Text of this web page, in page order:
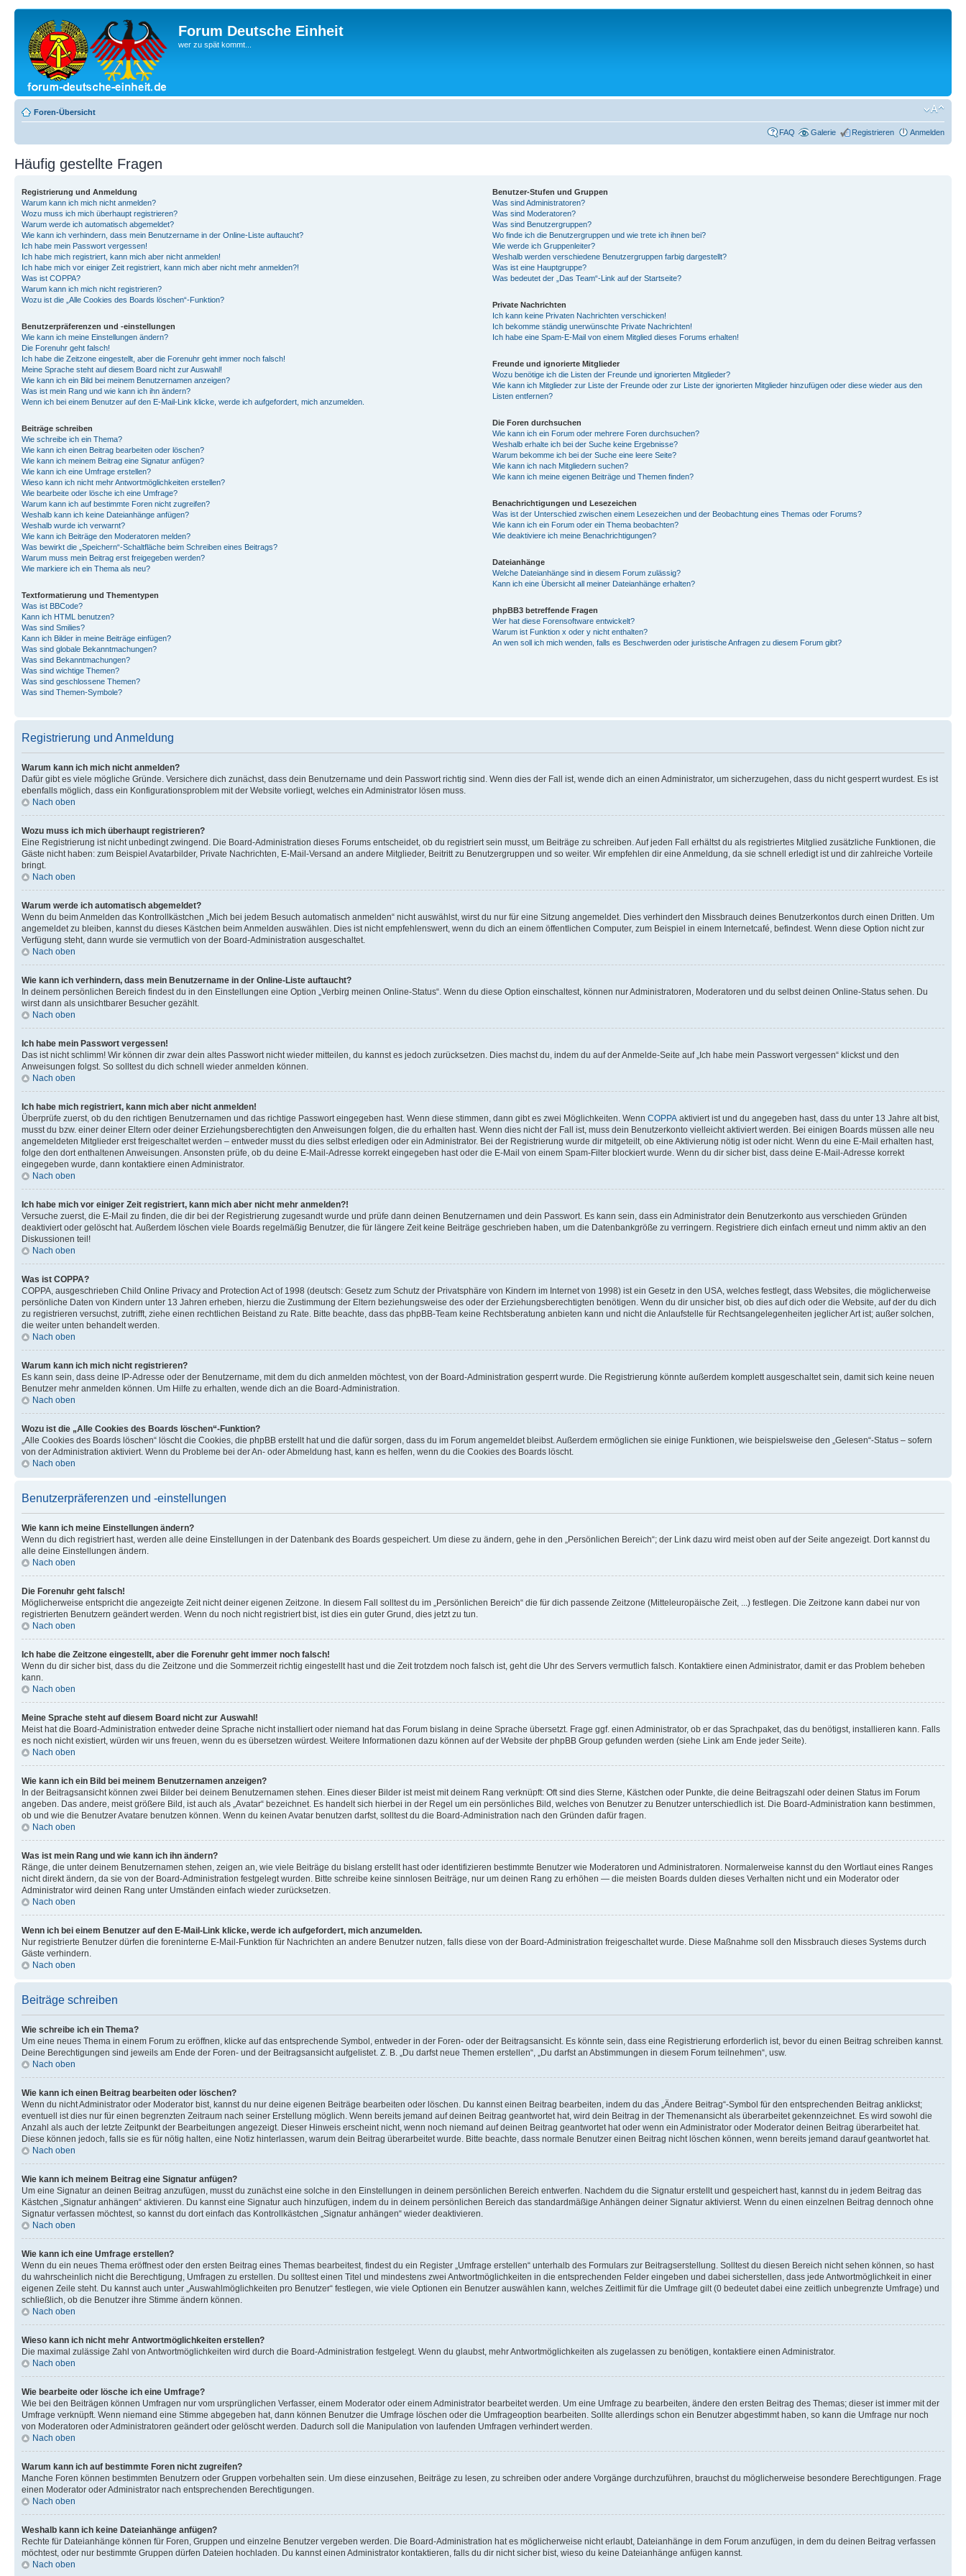
Forum Deutsche Einheit
wer zu spät kommt...
Foren-Übersicht
FAQ Galerie Registrieren Anmelden
Häufig gestellte Fragen
Registrierung und Anmeldung
Warum kann ich mich nicht anmelden?
Wozu muss ich mich überhaupt registrieren?
Warum werde ich automatisch abgemeldet?
Wie kann ich verhindern, dass mein Benutzername in der Online-Liste auftaucht?
Ich habe mein Passwort vergessen!
Ich habe mich registriert, kann mich aber nicht anmelden!
Ich habe mich vor einiger Zeit registriert, kann mich aber nicht mehr anmelden?!
Was ist COPPA?
Warum kann ich mich nicht registrieren?
Wozu ist die „Alle Cookies des Boards löschen“-Funktion?
Benutzerpräferenzen und -einstellungen
Wie kann ich meine Einstellungen ändern?
Die Forenuhr geht falsch!
Ich habe die Zeitzone eingestellt, aber die Forenuhr geht immer noch falsch!
Meine Sprache steht auf diesem Board nicht zur Auswahl!
Wie kann ich ein Bild bei meinem Benutzernamen anzeigen?
Was ist mein Rang und wie kann ich ihn ändern?
Wenn ich bei einem Benutzer auf den E-Mail-Link klicke, werde ich aufgefordert, mich anzumelden.
Beiträge schreiben
Wie schreibe ich ein Thema?
Wie kann ich einen Beitrag bearbeiten oder löschen?
Wie kann ich meinem Beitrag eine Signatur anfügen?
Wie kann ich eine Umfrage erstellen?
Wieso kann ich nicht mehr Antwortmöglichkeiten erstellen?
Wie bearbeite oder lösche ich eine Umfrage?
Warum kann ich auf bestimmte Foren nicht zugreifen?
Weshalb kann ich keine Dateianhänge anfügen?
Weshalb wurde ich verwarnt?
Wie kann ich Beiträge den Moderatoren melden?
Was bewirkt die „Speichern“-Schaltfläche beim Schreiben eines Beitrags?
Warum muss mein Beitrag erst freigegeben werden?
Wie markiere ich ein Thema als neu?
Textformatierung und Thementypen
Was ist BBCode?
Kann ich HTML benutzen?
Was sind Smilies?
Kann ich Bilder in meine Beiträge einfügen?
Was sind globale Bekanntmachungen?
Was sind Bekanntmachungen?
Was sind wichtige Themen?
Was sind geschlossene Themen?
Was sind Themen-Symbole?
Benutzer-Stufen und Gruppen
Was sind Administratoren?
Was sind Moderatoren?
Was sind Benutzergruppen?
Wo finde ich die Benutzergruppen und wie trete ich ihnen bei?
Wie werde ich Gruppenleiter?
Weshalb werden verschiedene Benutzergruppen farbig dargestellt?
Was ist eine Hauptgruppe?
Was bedeutet der „Das Team“-Link auf der Startseite?
Private Nachrichten
Ich kann keine Privaten Nachrichten verschicken!
Ich bekomme ständig unerwünschte Private Nachrichten!
Ich habe eine Spam-E-Mail von einem Mitglied dieses Forums erhalten!
Freunde und ignorierte Mitglieder
Wozu benötige ich die Listen der Freunde und ignorierten Mitglieder?
Wie kann ich Mitglieder zur Liste der Freunde oder zur Liste der ignorierten Mitglieder hinzufügen oder diese wieder aus den
Listen entfernen?
Die Foren durchsuchen
Wie kann ich ein Forum oder mehrere Foren durchsuchen?
Weshalb erhalte ich bei der Suche keine Ergebnisse?
Warum bekomme ich bei der Suche eine leere Seite?
Wie kann ich nach Mitgliedern suchen?
Wie kann ich meine eigenen Beiträge und Themen finden?
Benachrichtigungen und Lesezeichen
Was ist der Unterschied zwischen einem Lesezeichen und der Beobachtung eines Themas oder Forums?
Wie kann ich ein Forum oder ein Thema beobachten?
Wie deaktiviere ich meine Benachrichtigungen?
Dateianhänge
Welche Dateianhänge sind in diesem Forum zulässig?
Kann ich eine Übersicht all meiner Dateianhänge erhalten?
phpBB3 betreffende Fragen
Wer hat diese Forensoftware entwickelt?
Warum ist Funktion x oder y nicht enthalten?
An wen soll ich mich wenden, falls es Beschwerden oder juristische Anfragen zu diesem Forum gibt?
Registrierung und Anmeldung
Warum kann ich mich nicht anmelden?
Dafür gibt es viele mögliche Gründe. Versichere dich zunächst, dass dein Benutzername und dein Passwort richtig sind. Wenn dies der Fall ist, wende dich an einen Administrator, um sicherzugehen, dass du nicht gesperrt wurdest. Es ist
ebenfalls möglich, dass ein Konfigurationsproblem mit der Website vorliegt, welches ein Administrator lösen muss.
Nach oben
Wozu muss ich mich überhaupt registrieren?
Eine Registrierung ist nicht unbedingt zwingend. Die Board-Administration dieses Forums entscheidet, ob du registriert sein musst, um Beiträge zu schreiben. Auf jeden Fall erhältst du als registriertes Mitglied zusätzliche Funktionen, die
Gäste nicht haben: zum Beispiel Avatarbilder, Private Nachrichten, E-Mail-Versand an andere Mitglieder, Beitritt zu Benutzergruppen und so weiter. Wir empfehlen dir eine Anmeldung, da sie schnell erledigt ist und dir zahlreiche Vorteile
bringt.
Nach oben
Warum werde ich automatisch abgemeldet?
Wenn du beim Anmelden das Kontrollkästchen „Mich bei jedem Besuch automatisch anmelden“ nicht auswählst, wirst du nur für eine Sitzung angemeldet. Dies verhindert den Missbrauch deines Benutzerkontos durch einen Dritten. Um
angemeldet zu bleiben, kannst du dieses Kästchen beim Anmelden auswählen. Dies ist nicht empfehlenswert, wenn du dich an einem öffentlichen Computer, zum Beispiel in einem Internetcafé, befindest. Wenn diese Option nicht zur
Verfügung steht, dann wurde sie vermutlich von der Board-Administration ausgeschaltet.
Nach oben
Wie kann ich verhindern, dass mein Benutzername in der Online-Liste auftaucht?
In deinem persönlichen Bereich findest du in den Einstellungen eine Option „Verbirg meinen Online-Status“. Wenn du diese Option einschaltest, können nur Administratoren, Moderatoren und du selbst deinen Online-Status sehen. Du
wirst dann als unsichtbarer Besucher gezählt.
Nach oben
Ich habe mein Passwort vergessen!
Das ist nicht schlimm! Wir können dir zwar dein altes Passwort nicht wieder mitteilen, du kannst es jedoch zurücksetzen. Dies machst du, indem du auf der Anmelde-Seite auf „Ich habe mein Passwort vergessen“ klickst und den
Anweisungen folgst. So solltest du dich schnell wieder anmelden können.
Nach oben
Ich habe mich registriert, kann mich aber nicht anmelden!
Überprüfe zuerst, ob du den richtigen Benutzernamen und das richtige Passwort eingegeben hast. Wenn diese stimmen, dann gibt es zwei Möglichkeiten. Wenn COPPA aktiviert ist und du angegeben hast, dass du unter 13 Jahre alt bist,
musst du bzw. einer deiner Eltern oder deiner Erziehungsberechtigten den Anweisungen folgen, die du erhalten hast. Wenn dies nicht der Fall ist, muss dein Benutzerkonto vielleicht aktiviert werden. Bei einigen Boards müssen alle neu
angemeldeten Mitglieder erst freigeschaltet werden – entweder musst du dies selbst erledigen oder ein Administrator. Bei der Registrierung wurde dir mitgeteilt, ob eine Aktivierung nötig ist oder nicht. Wenn du eine E-Mail erhalten hast,
folge den dort enthaltenen Anweisungen. Ansonsten prüfe, ob du deine E-Mail-Adresse korrekt eingegeben hast oder die E-Mail von einem Spam-Filter blockiert wurde. Wenn du dir sicher bist, dass deine E-Mail-Adresse korrekt
eingegeben wurde, dann kontaktiere einen Administrator.
Nach oben
Ich habe mich vor einiger Zeit registriert, kann mich aber nicht mehr anmelden?!
Versuche zuerst, die E-Mail zu finden, die dir bei der Registrierung zugesandt wurde und prüfe dann deinen Benutzernamen und dein Passwort. Es kann sein, dass ein Administrator dein Benutzerkonto aus verschieden Gründen
deaktiviert oder gelöscht hat. Außerdem löschen viele Boards regelmäßig Benutzer, die für längere Zeit keine Beiträge geschrieben haben, um die Datenbankgröße zu verringern. Registriere dich einfach erneut und nimm aktiv an den
Diskussionen teil!
Nach oben
Was ist COPPA?
COPPA, ausgeschrieben Child Online Privacy and Protection Act of 1998 (deutsch: Gesetz zum Schutz der Privatsphäre von Kindern im Internet von 1998) ist ein Gesetz in den USA, welches festlegt, dass Websites, die möglicherweise
persönliche Daten von Kindern unter 13 Jahren erheben, hierzu die Zustimmung der Eltern beziehungsweise des oder der Erziehungsberechtigten benötigen. Wenn du dir unsicher bist, ob dies auf dich oder die Website, auf der du dich
zu registrieren versuchst, zutrifft, ziehe einen rechtlichen Beistand zu Rate. Bitte beachte, dass das phpBB-Team keine Rechtsberatung anbieten kann und nicht die Anlaufstelle für Rechtsangelegenheiten jeglicher Art ist; außer solchen,
die weiter unten behandelt werden.
Nach oben
Warum kann ich mich nicht registrieren?
Es kann sein, dass deine IP-Adresse oder der Benutzername, mit dem du dich anmelden möchtest, von der Board-Administration gesperrt wurde. Die Registrierung könnte außerdem komplett ausgeschaltet sein, damit sich keine neuen
Benutzer mehr anmelden können. Um Hilfe zu erhalten, wende dich an die Board-Administration.
Nach oben
Wozu ist die „Alle Cookies des Boards löschen“-Funktion?
„Alle Cookies des Boards löschen“ löscht die Cookies, die phpBB erstellt hat und die dafür sorgen, dass du im Forum angemeldet bleibst. Außerdem ermöglichen sie einige Funktionen, wie beispielsweise den „Gelesen“-Status – sofern
von der Administration aktiviert. Wenn du Probleme bei der An- oder Abmeldung hast, kann es helfen, wenn du die Cookies des Boards löscht.
Nach oben
Benutzerpräferenzen und -einstellungen
Wie kann ich meine Einstellungen ändern?
Wenn du dich registriert hast, werden alle deine Einstellungen in der Datenbank des Boards gespeichert. Um diese zu ändern, gehe in den „Persönlichen Bereich“; der Link dazu wird meist oben auf der Seite angezeigt. Dort kannst du
alle deine Einstellungen ändern.
Nach oben
Die Forenuhr geht falsch!
Möglicherweise entspricht die angezeigte Zeit nicht deiner eigenen Zeitzone. In diesem Fall solltest du im „Persönlichen Bereich“ die für dich passende Zeitzone (Mitteleuropäische Zeit, ...) festlegen. Die Zeitzone kann dabei nur von
registrierten Benutzern geändert werden. Wenn du noch nicht registriert bist, ist dies ein guter Grund, dies jetzt zu tun.
Nach oben
Ich habe die Zeitzone eingestellt, aber die Forenuhr geht immer noch falsch!
Wenn du dir sicher bist, dass du die Zeitzone und die Sommerzeit richtig eingestellt hast und die Zeit trotzdem noch falsch ist, geht die Uhr des Servers vermutlich falsch. Kontaktiere einen Administrator, damit er das Problem beheben
kann.
Nach oben
Meine Sprache steht auf diesem Board nicht zur Auswahl!
Meist hat die Board-Administration entweder deine Sprache nicht installiert oder niemand hat das Forum bislang in deine Sprache übersetzt. Frage ggf. einen Administrator, ob er das Sprachpaket, das du benötigst, installieren kann. Falls
es noch nicht existiert, würden wir uns freuen, wenn du es übersetzen würdest. Weitere Informationen dazu können auf der Website der phpBB Group gefunden werden (siehe Link am Ende jeder Seite).
Nach oben
Wie kann ich ein Bild bei meinem Benutzernamen anzeigen?
In der Beitragsansicht können zwei Bilder bei deinem Benutzernamen stehen. Eines dieser Bilder ist meist mit deinem Rang verknüpft: Oft sind dies Sterne, Kästchen oder Punkte, die deine Beitragszahl oder deinen Status im Forum
angeben. Das andere, meist größere Bild, ist auch als „Avatar“ bezeichnet. Es handelt sich hierbei in der Regel um ein persönliches Bild, welches von Benutzer zu Benutzer unterschiedlich ist. Die Board-Administration kann bestimmen,
ob und wie die Benutzer Avatare benutzen können. Wenn du keinen Avatar benutzen darfst, solltest du die Board-Administration nach den Gründen dafür fragen.
Nach oben
Was ist mein Rang und wie kann ich ihn ändern?
Ränge, die unter deinem Benutzernamen stehen, zeigen an, wie viele Beiträge du bislang erstellt hast oder identifizieren bestimmte Benutzer wie Moderatoren und Administratoren. Normalerweise kannst du den Wortlaut eines Ranges
nicht direkt ändern, da sie von der Board-Administration festgelegt wurden. Bitte schreibe keine sinnlosen Beiträge, nur um deinen Rang zu erhöhen — die meisten Boards dulden dieses Verhalten nicht und ein Moderator oder
Administrator wird deinen Rang unter Umständen einfach wieder zurücksetzen.
Nach oben
Wenn ich bei einem Benutzer auf den E-Mail-Link klicke, werde ich aufgefordert, mich anzumelden.
Nur registrierte Benutzer dürfen die foreninterne E-Mail-Funktion für Nachrichten an andere Benutzer nutzen, falls diese von der Board-Administration freigeschaltet wurde. Diese Maßnahme soll den Missbrauch dieses Systems durch
Gäste verhindern.
Nach oben
Beiträge schreiben
Wie schreibe ich ein Thema?
Um eine neues Thema in einem Forum zu eröffnen, klicke auf das entsprechende Symbol, entweder in der Foren- oder der Beitragsansicht. Es könnte sein, dass eine Registrierung erforderlich ist, bevor du einen Beitrag schreiben kannst.
Deine Berechtigungen sind jeweils am Ende der Foren- und der Beitragsansicht aufgelistet. Z. B. „Du darfst neue Themen erstellen“, „Du darfst an Abstimmungen in diesem Forum teilnehmen“, usw.
Nach oben
Wie kann ich einen Beitrag bearbeiten oder löschen?
Wenn du nicht Administrator oder Moderator bist, kannst du nur deine eigenen Beiträge bearbeiten oder löschen. Du kannst einen Beitrag bearbeiten, indem du das „Ändere Beitrag“-Symbol für den entsprechenden Beitrag anklickst;
eventuell ist dies nur für einen begrenzten Zeitraum nach seiner Erstellung möglich. Wenn bereits jemand auf deinen Beitrag geantwortet hat, wird dein Beitrag in der Themenansicht als überarbeitet gekennzeichnet. Es wird sowohl die
Anzahl als auch der letzte Zeitpunkt der Bearbeitungen angezeigt. Dieser Hinweis erscheint nicht, wenn noch niemand auf deinen Beitrag geantwortet hat oder wenn ein Administrator oder Moderator deinen Beitrag überarbeitet hat.
Diese können jedoch, falls sie es für nötig halten, eine Notiz hinterlassen, warum dein Beitrag überarbeitet wurde. Bitte beachte, dass normale Benutzer einen Beitrag nicht löschen können, wenn bereits jemand darauf geantwortet hat.
Nach oben
Wie kann ich meinem Beitrag eine Signatur anfügen?
Um eine Signatur an deinen Beitrag anzufügen, musst du zunächst eine solche in den Einstellungen in deinem persönlichen Bereich entwerfen. Nachdem du die Signatur erstellt und gespeichert hast, kannst du in jedem Beitrag das
Kästchen „Signatur anhängen“ aktivieren. Du kannst eine Signatur auch hinzufügen, indem du in deinem persönlichen Bereich das standardmäßige Anhängen deiner Signatur aktivierst. Wenn du einen einzelnen Beitrag dennoch ohne
Signatur verfassen möchtest, so kannst du dort einfach das Kontrollkästchen „Signatur anhängen“ wieder deaktivieren.
Nach oben
Wie kann ich eine Umfrage erstellen?
Wenn du ein neues Thema eröffnest oder den ersten Beitrag eines Themas bearbeitest, findest du ein Register „Umfrage erstellen“ unterhalb des Formulars zur Beitragserstellung. Solltest du diesen Bereich nicht sehen können, so hast
du wahrscheinlich nicht die Berechtigung, Umfragen zu erstellen. Du solltest einen Titel und mindestens zwei Antwortmöglichkeiten in die entsprechenden Felder eingeben und dabei sicherstellen, dass jede Antwortmöglichkeit in einer
eigenen Zeile steht. Du kannst auch unter „Auswahlmöglichkeiten pro Benutzer“ festlegen, wie viele Optionen ein Benutzer auswählen kann, welches Zeitlimit für die Umfrage gilt (0 bedeutet dabei eine zeitlich unbegrenzte Umfrage) und
schließlich, ob die Benutzer ihre Stimme ändern können.
Nach oben
Wieso kann ich nicht mehr Antwortmöglichkeiten erstellen?
Die maximal zulässige Zahl von Antwortmöglichkeiten wird durch die Board-Administration festgelegt. Wenn du glaubst, mehr Antwortmöglichkeiten als zugelassen zu benötigen, kontaktiere einen Administrator.
Nach oben
Wie bearbeite oder lösche ich eine Umfrage?
Wie bei den Beiträgen können Umfragen nur vom ursprünglichen Verfasser, einem Moderator oder einem Administrator bearbeitet werden. Um eine Umfrage zu bearbeiten, ändere den ersten Beitrag des Themas; dieser ist immer mit der
Umfrage verknüpft. Wenn niemand eine Stimme abgegeben hat, dann können Benutzer die Umfrage löschen oder die Umfrageoption bearbeiten. Sollte allerdings schon ein Benutzer abgestimmt haben, so kann die Umfrage nur noch
von Moderatoren oder Administratoren geändert oder gelöscht werden. Dadurch soll die Manipulation von laufenden Umfragen verhindert werden.
Nach oben
Warum kann ich auf bestimmte Foren nicht zugreifen?
Manche Foren können bestimmten Benutzern oder Gruppen vorbehalten sein. Um diese einzusehen, Beiträge zu lesen, zu schreiben oder andere Vorgänge durchzuführen, brauchst du möglicherweise besondere Berechtigungen. Frage
einen Moderator oder Administrator nach entsprechenden Berechtigungen.
Nach oben
Weshalb kann ich keine Dateianhänge anfügen?
Rechte für Dateianhänge können für Foren, Gruppen und einzelne Benutzer vergeben werden. Die Board-Administration hat es möglicherweise nicht erlaubt, Dateianhänge in dem Forum anzufügen, in dem du deinen Beitrag verfassen
möchtest, oder nur bestimmte Gruppen dürfen Dateien hochladen. Du kannst einen Administrator kontaktieren, falls du dir nicht sicher bist, wieso du keine Dateianhänge anfügen kannst.
Nach oben